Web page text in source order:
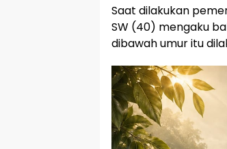
Saat dilakukan
SW (40) mengaku
dibawah umur itu